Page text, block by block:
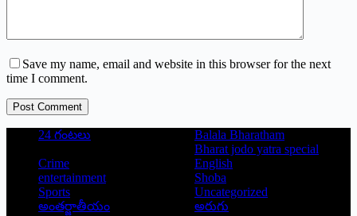
Save my name, email and website in this browser for the next
time I comment.
Post Comment
24 గంటలు
Balala Bharatham
Bharat jodo yatra special
Crime
English
entertainment
Shoba
Sports
Uncategorized
అంతర్జాతీయం
అరుగు